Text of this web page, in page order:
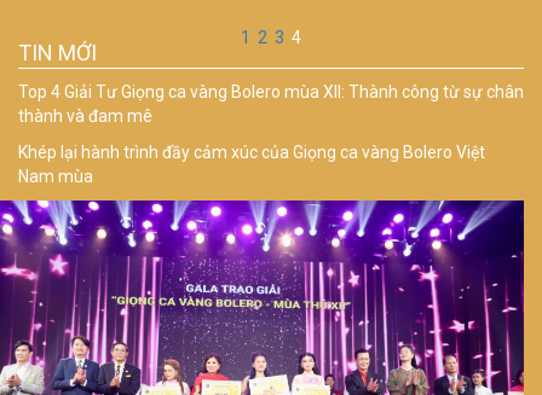
1 2 3 4
TIN MỚI
Top 4 Giải Tư Giọng ca vàng Bolero mùa XII: Thành công từ sự chân
thành và đam mê
Khép lại hành trình đầy cảm xúc của Giọng ca vàng Bolero Việt
Nam mùa